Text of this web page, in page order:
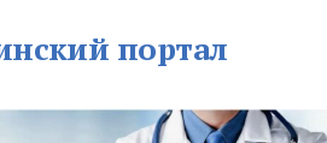
портал